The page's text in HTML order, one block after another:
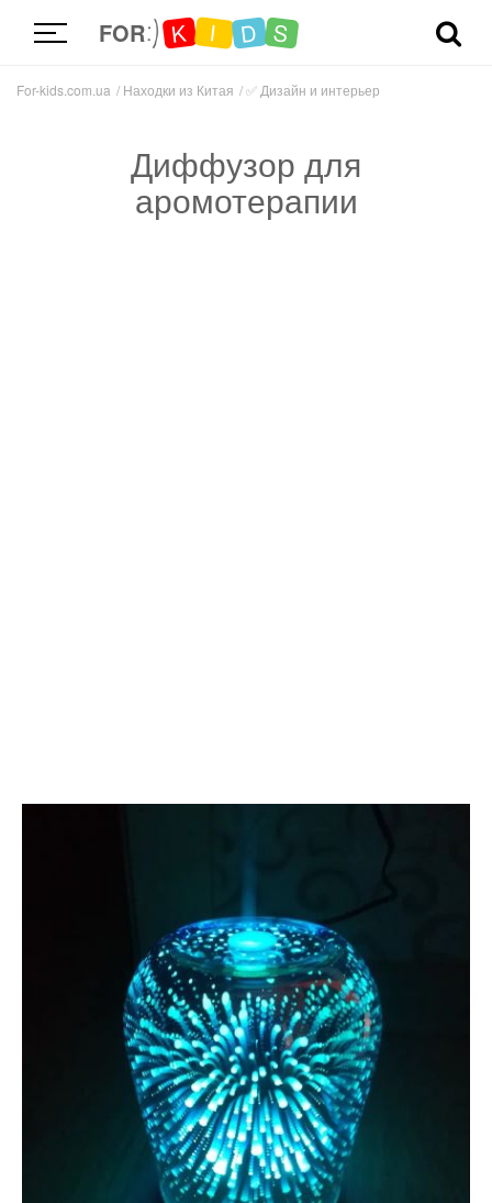
FOR K I D S
For-kids.com.ua Находки из Китая ✅ Дизайн и интерьер
Диффузор для
аромотерапии